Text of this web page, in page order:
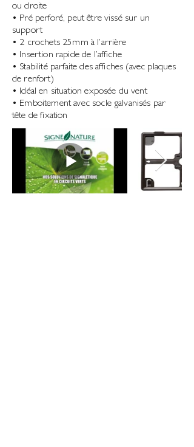
ou droite
• Pré perforé, peut être vissé sur un
support
• 2 crochets 25mm à l’arrière
• Insertion rapide de l’affiche
• Stabilité parfaite des affiches (avec plaques
de renfort)
• Idéal en situation exposée du vent
• Emboitement avec socle galvanisés par
tête de fixation